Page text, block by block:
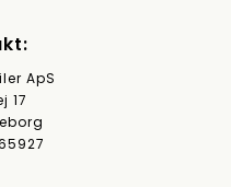
ApS
17